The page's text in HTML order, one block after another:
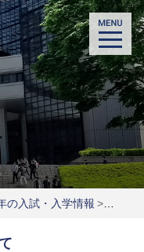
の入試・入学情報 >